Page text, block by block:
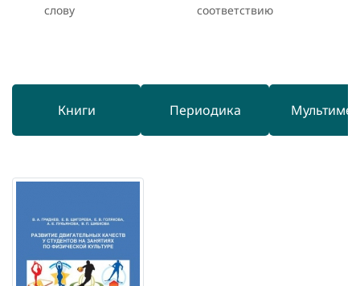
слову
соответствию
Книги Периодика